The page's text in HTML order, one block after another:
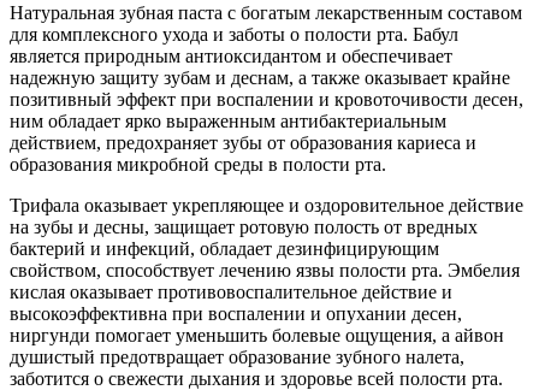
Натуральная зубная паста с богатым лекарственным составом
для комплексного ухода и заботы о полости рта. Бабул
является природным антиоксидантом и обеспечивает
надежную защиту зубам и деснам, а также оказывает крайне
позитивный эффект при воспалении и кровоточивости десен,
ним обладает ярко выраженным антибактериальным
действием, предохраняет зубы от образования кариеса и
образования микробной среды в полости рта.
Трифала оказывает укрепляющее и оздоровительное действие
на зубы и десны, защищает ротовую полость от вредных
бактерий и инфекций, обладает дезинфицирующим
свойством, способствует лечению язвы полости рта. Эмбелия
кислая оказывает противовоспалительное действие и
высокоэффективна при воспалении и опухании десен,
ниргунди помогает уменьшить болевые ощущения, а айвон
душистый предотвращает образование зубного налета,
заботится о свежести дыхания и здоровье всей полости рта.